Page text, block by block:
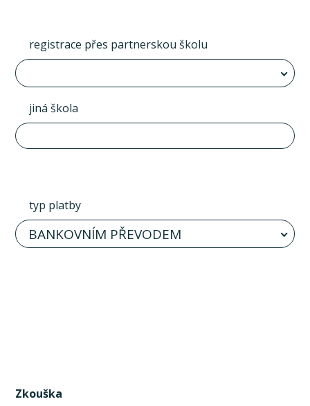
registrace přes partnerskou školu
jiná škola
typ platby
BANKOVNÍM PŘEVODEM
Zkouška